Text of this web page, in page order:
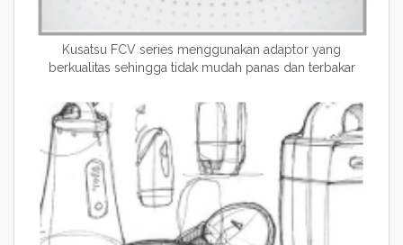
Kusatsu FCV series menggunakan adaptor yang
berkualitas sehingga tidak mudah panas dan terbakar